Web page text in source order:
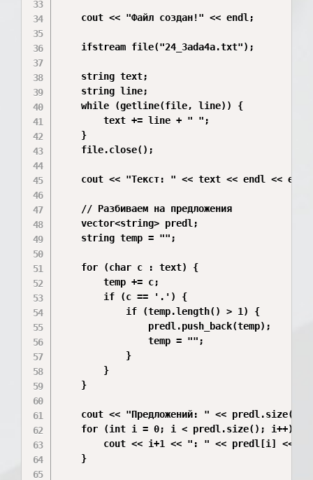
    cout << "Файл создан!" << endl;
    ifstream file("24_3ada4a.txt");
    string text;
    string line;
    while (getline(file, line)) {
        text += line + " ";
    }
    file.close();
cout << "Текст: " << text << endl <<
    // Разбиваем на предложения
    vector<string> predl;
    string temp = "";
    for (char c : text) {
        temp += c;
        if (c == '.') {
            if (temp.length() > 1) {
                predl.push_back(temp);
                temp = "";
            }
        }
    }
cout << "Предложений: " << predl.size()
    for (int i = 0; i < predl.size(); i++) {
cout << i+1 << ": " << predl[i] <<
    }